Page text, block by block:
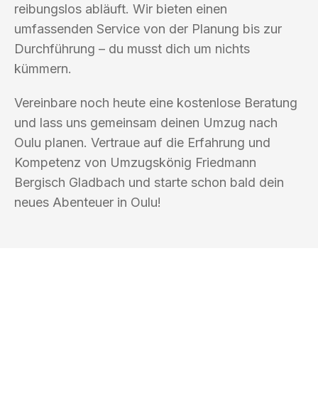
reibungslos abläuft. Wir bieten einen
umfassenden Service von der Planung bis zur
Durchführung – du musst dich um nichts
kümmern.
Vereinbare noch heute eine kostenlose Beratung
und lass uns gemeinsam deinen Umzug nach
Oulu planen. Vertraue auf die Erfahrung und
Kompetenz von Umzugskönig Friedmann
Bergisch Gladbach und starte schon bald dein
neues Abenteuer in Oulu!